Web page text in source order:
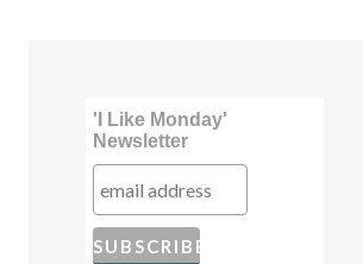
'I Like Monday'
Newsletter